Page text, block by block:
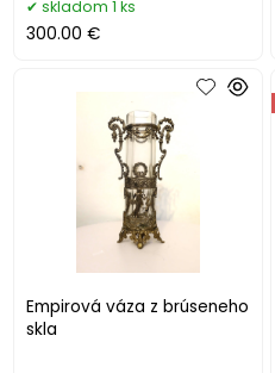
skladom 1 ks
300.00 €
Empirová váza z brúseneho
skla